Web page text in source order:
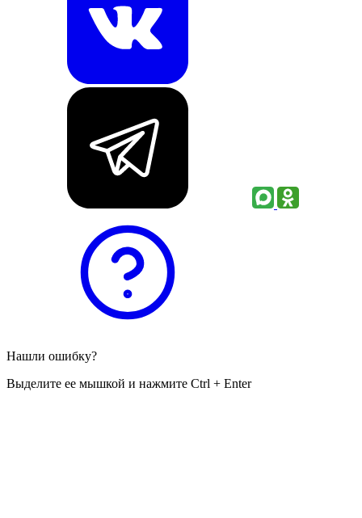
Нашли ошибку?
Выделите ее мышкой и нажмите Ctrl + Enter